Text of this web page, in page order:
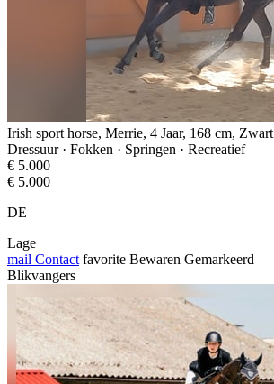
Irish sport horse, Merrie, 4 Jaar, 168 cm, Zwart
Dressuur · Fokken · Springen · Recreatief
€ 5.000
€ 5.000
DE
Lage
mail Contact favorite Bewaren Gemarkeerd
Blikvangers